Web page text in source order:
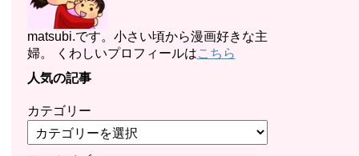
matsubi.です。小さい頃から漫画好きな主
婦。 くわしいプロフィールはこちら
人気の記事
カテゴリー